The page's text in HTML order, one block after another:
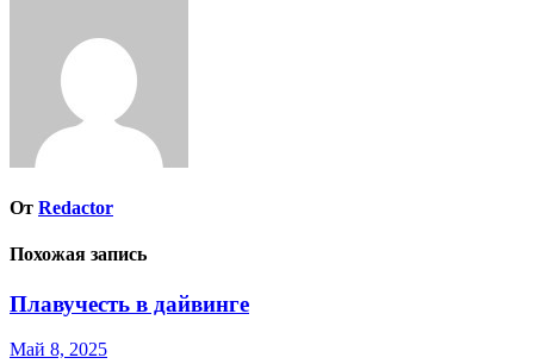
От Redactor
Похожая запись
Плавучесть в дайвинге
Май 8, 2025